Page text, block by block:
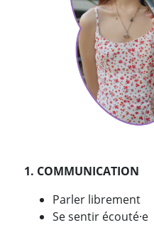
1. COMMUNICATION
Parler librement
Se sentir écouté·e